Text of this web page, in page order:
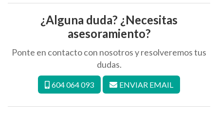
¿Alguna duda? ¿Necesitas
asesoramiento?
Ponte en contacto con nosotros y resolveremos tus
dudas.
604 064 093 ENVIAR EMAIL